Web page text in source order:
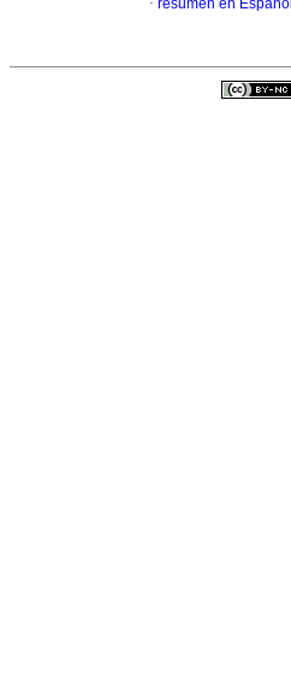
· resumen en Español